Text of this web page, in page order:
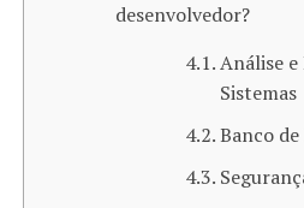
desenvolvedor?
Análise
Sistemas
Banco de